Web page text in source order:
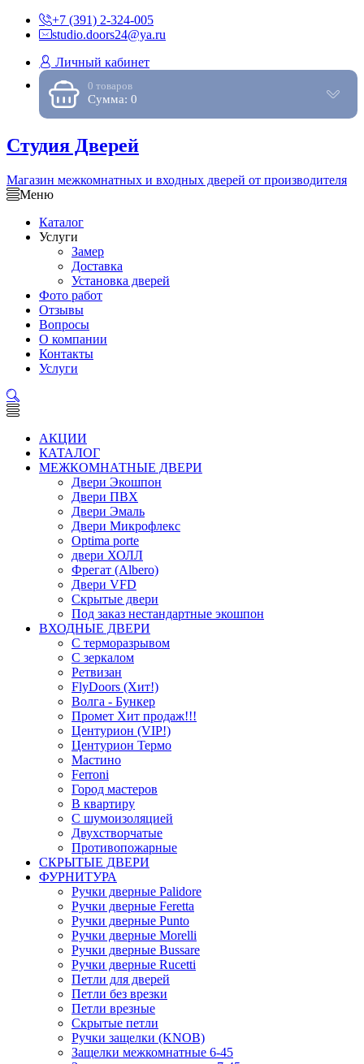
+7 (391) 2-324-005
studio.doors24@ya.ru
Личный кабинет
0 товаров
Сумма: 0
Студия Дверей
Магазин межкомнатных и входных дверей от производителя
Меню
Каталог
Услуги
Замер
Доставка
Установка дверей
Фото работ
Отзывы
Вопросы
О компании
Контакты
Услуги
АКЦИИ
КАТАЛОГ
МЕЖКОМНАТНЫЕ ДВЕРИ
Двери Экошпон
Двери ПВХ
Двери Эмаль
Двери Микрофлекс
Optima porte
двери ХОЛЛ
Фрегат (Albero)
Двери VFD
Скрытые двери
Под заказ нестандартные экошпон
ВХОДНЫЕ ДВЕРИ
С терморазрывом
С зеркалом
Ретвизан
FlyDoors (Хит!)
Волга - Бункер
Промет Хит продаж!!!
Центурион (VIP!)
Центурион Термо
Мастино
Ferroni
Город мастеров
В квартиру
С шумоизоляцией
Двухстворчатые
Противопожарные
СКРЫТЫЕ ДВЕРИ
ФУРНИТУРА
Ручки дверные Palidore
Ручки дверные Feretta
Ручки дверные Punto
Ручки дверные Morelli
Ручки дверные Bussare
Ручки дверные Rucetti
Петли для дверей
Петли без врезки
Петли врезные
Скрытые петли
Ручки защелки (KNOB)
Защелки межкомнатные 6-45